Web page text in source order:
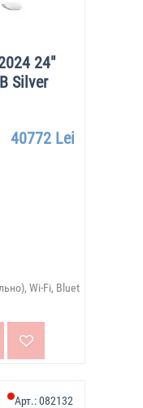
24"
Silver
40772 Lei
Wi-Fi, Bluet
Арт.:082132